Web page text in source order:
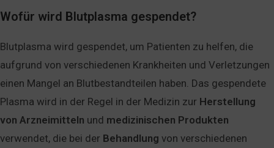
Wofür wird Blutplasma gespendet?
Blutplasma wird gespendet, um Patienten zu helfen, die
aufgrund von verschiedenen Krankheiten und Verletzungen
einen Mangel an Blutbestandteilen haben. Das gespendete
Plasma wird in der Regel in der Medizin zur Herstellung
von Arzneimitteln und medizinischen Produkten
verwendet, die bei der Behandlung von verschiedenen